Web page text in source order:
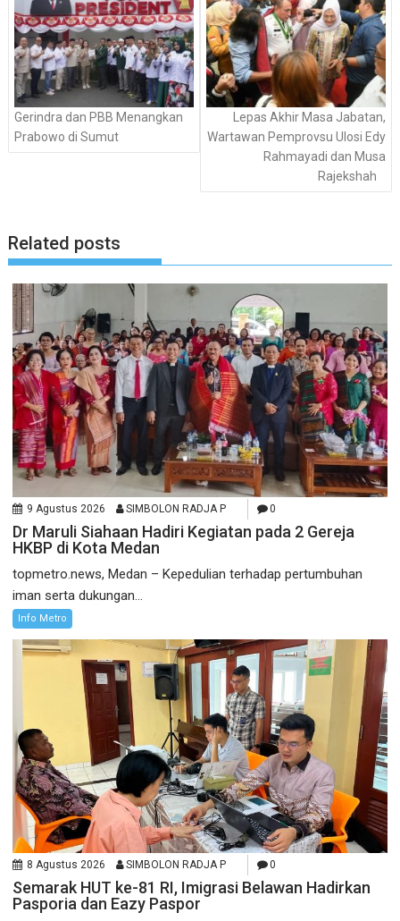
Gerindra dan PBB Menangkan
Prabowo di Sumut
Lepas Akhir Masa Jabatan,
Wartawan Pemprovsu Ulosi Edy
Rahmayadi dan Musa
Rajekshah
Related posts
9 Agustus 2026 SIMBOLON RADJA P 0
Dr Maruli Siahaan Hadiri Kegiatan pada 2 Gereja
HKBP di Kota Medan
topmetro.news, Medan – Kepedulian terhadap pertumbuhan
iman serta dukungan...
Info Metro
8 Agustus 2026 SIMBOLON RADJA P 0
Semarak HUT ke-81 RI, Imigrasi Belawan Hadirkan
Pasporia dan Eazy Paspor